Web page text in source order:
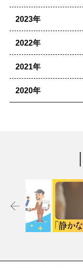
2023年
2022年
2021年
2020年